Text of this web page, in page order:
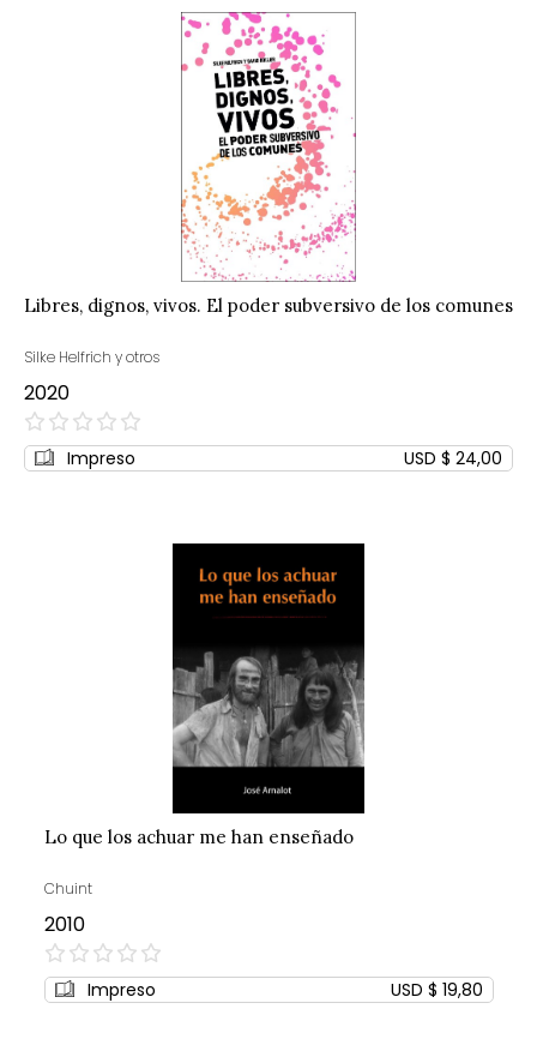
Libres, dignos, vivos. El poder subversivo de los comunes
Silke Helfrich y otros
2020
0%
Impreso USD $ 24,00
Lo que los achuar me han enseñado
Chuint
2010
0%
Impreso USD $ 19,80